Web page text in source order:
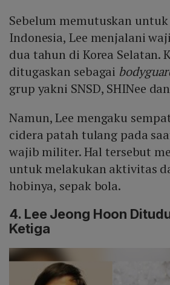
Sebelum memutuskan
Indonesia, Lee menjalani
dua tahun di Korea Selatan.
ditugaskan sebagai
grup yakni SNSD, SHINee
Namun, Lee mengaku
cidera patah tulang pada
wajib militer. Hal tersebut
untuk melakukan aktivitas
hobinya, sepak bola.
4. Lee Jeong Hoon
Ketiga